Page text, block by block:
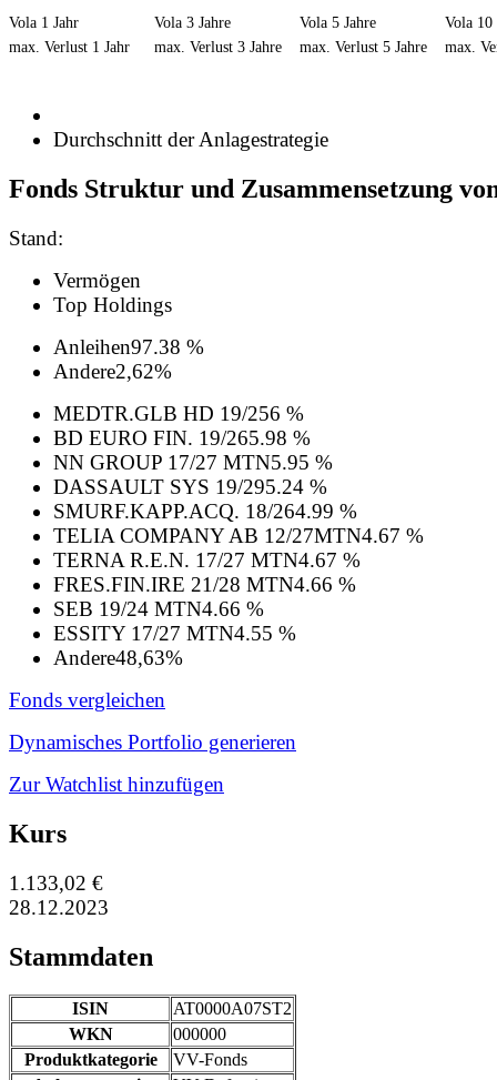
Vola 1 Jahr Vola 3 Jahre Vola 5 Jahre
Vola 10
max. Verlust 1 Jahr
max. Verlust 3 Jahre max. Verlust 5 Jahre max.
Durchschnitt der Anlagestrategie
Fonds Struktur und Zusammensetzung
Stand:
Vermögen
Top Holdings
Anleihen97.38 %
Andere2,62%
MEDTR.GLB HD 19/256 %
BD EURO FIN. 19/265.98 %
NN GROUP 17/27 MTN5.95 %
DASSAULT SYS 19/295.24 %
SMURF.KAPP.ACQ. 18/264.99 %
TELIA COMPANY AB 12/27MTN4.67 %
TERNA R.E.N. 17/27 MTN4.67 %
FRES.FIN.IRE 21/28 MTN4.66 %
SEB 19/24 MTN4.66 %
ESSITY 17/27 MTN4.55 %
Andere48,63%
Fonds vergleichen
Dynamisches Portfolio generieren
Zur Watchlist hinzufügen
Kurs
1.133,02 €
28.12.2023
Stammdaten
ISIN
AT0000A07ST2
WKN
000000
Produktkategorie
VV-Fonds